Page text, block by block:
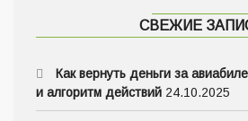
СВЕЖИЕ
Как вернуть деньги за
и алгоритм действий 24.10.2025